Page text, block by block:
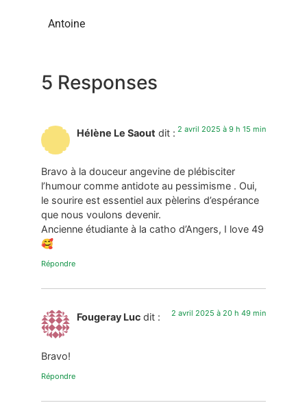
Antoine
5 Responses
Hélène Le Saout dit : 2 avril 2025 à 9 h 15 min
Bravo à la douceur angevine de plébisciter
l’humour comme antidote au pessimisme . Oui,
le sourire est essentiel aux pèlerins d’espérance
que nous voulons devenir.
Ancienne étudiante à la catho d’Angers, I love 49
🥰
Répondre
Fougeray Luc dit : 2 avril 2025 à 20 h 49 min
Bravo!
Répondre